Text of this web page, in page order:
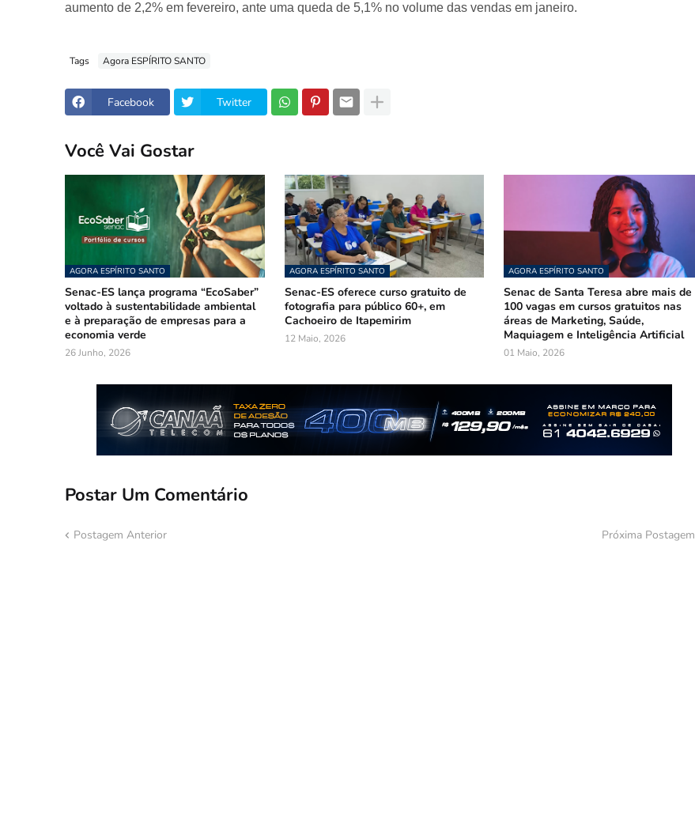
aumento de 2,2% em fevereiro, ante uma queda de 5,1% no volume das vendas em janeiro.
Tags Agora ESPÍRITO SANTO
Facebook Twitter
Você Vai Gostar
AGORA ESPÍRITO SANTO
Senac-ES lança programa “EcoSaber”
voltado à sustentabilidade ambiental
e à preparação de empresas para a
economia verde
26 Junho, 2026
AGORA ESPÍRITO SANTO
Senac-ES oferece curso gratuito de
fotografia para público 60+, em
Cachoeiro de Itapemirim
12 Maio, 2026
AGORA ESPÍRITO SANTO
Senac de Santa Teresa abre mais de
100 vagas em cursos gratuitos nas
áreas de Marketing, Saúde,
Maquiagem e Inteligência Artificial
01 Maio, 2026
Postar Um Comentário
Postagem Anterior Próxima Postagem